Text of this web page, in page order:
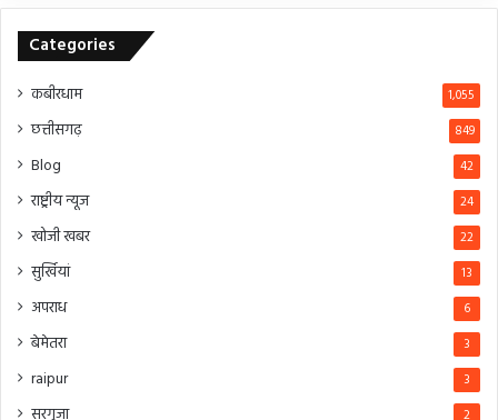
Categories
कबीरधाम 1,055
छत्तीसगढ़ 849
Blog 42
राष्ट्रीय न्यूज 24
खोजी खबर 22
सुर्खियां 13
अपराध 6
बेमेतरा 3
raipur 3
सरगुजा 2